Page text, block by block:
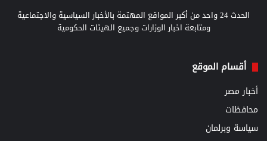
الحدث 24 واحد من أكبر المواقع المهتمة بالأخبار السياسية والاجتماعية
ومتابعة اخبار الوزارات وجميع الهيئات الحكومية
أقسام الموقع
أخبار مصر
محافظات
سياسة وبرلمان